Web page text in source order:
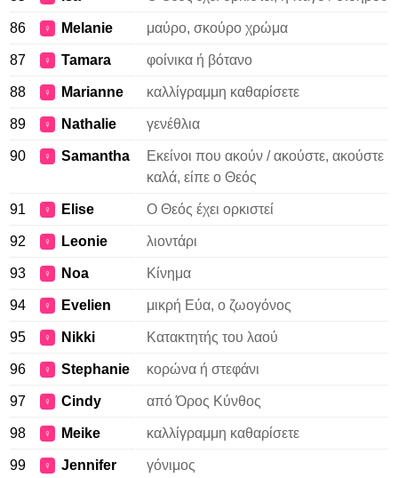
86 ♀ Melanie μαύρο, σκούρο χρώμα
87 ♀ Tamara φοίνικα ή βότανο
88 ♀ Marianne καλλίγραμμη καθαρίσετε
89 ♀ Nathalie γενέθλια
90 ♀ Samantha
Εκείνοι που ακούν / ακούστε, ακούστε
καλά, είπε ο Θεός
91 ♀ Elise Ο Θεός έχει ορκιστεί
92 ♀ Leonie λιοντάρι
93 ♀ Noa Κίνημα
94 ♀ Evelien μικρή Εύα, ο ζωογόνος
95 ♀ Nikki Κατακτητής του λαού
96 ♀ Stephanie κορώνα ή στεφάνι
97 ♀ Cindy από Όρος Κύνθος
98 ♀ Meike καλλίγραμμη καθαρίσετε
99 ♀ Jennifer γόνιμος